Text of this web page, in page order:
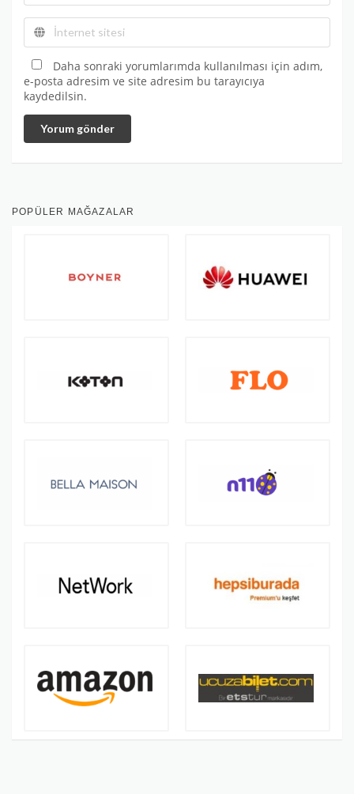
Daha sonraki yorumlarımda kullanılması için adım,
e-posta adresim ve site adresim bu tarayıcıya
kaydedilsin.
Yorum gönder
POPÜLER MAĞAZALAR